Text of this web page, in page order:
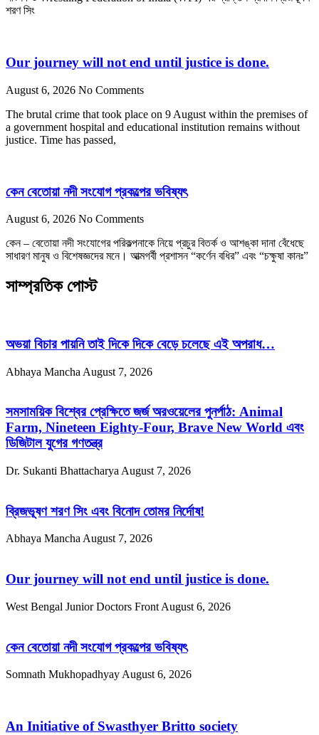
শরণ সিং
Our journey will not end until justice is done.
August 6, 2026 No Comments
The brutal crime that took place on 9 August within the premises of
a government hospital and educational institution remains without
justice. Time has passed,
কেন বেতোয়া নদী সংযোগ প্রকল্পের ভবিষ্যৎ
August 6, 2026 No Comments
কেন – বেতোয়া নদী সংযোগের পরিকল্পনাকে নিয়ে প্রচুর বিতর্ক ও আশঙ্কা দানা বেঁধেছে
সাধারণ মানুষ ও বিশেষজ্ঞদের মনে। আত্মগর্বী প্রশাসন “কর্ণেন বধির” এবং “চক্ষুষা কানঃ”
সাম্প্রতিক পোস্ট
অভয়া বিচার পায়নি তাই দিকে দিকে বেড়ে চলেছে এই অপরাধ…
Abhaya Mancha August 7, 2026
সমসাময়িক বিশ্বের প্রেক্ষিতে জর্জ অরওয়েলের পুনর্পাঠ: Animal
Farm, Nineteen Eighty-Four, Brave New World এবং
ডিজিটাল যুগের গণতন্ত্র
Dr. Sukanti Bhattacharya August 7, 2026
ব্রিজভূষণ শরণ সিং এবং বিনোদ তোমর নির্দোষ!
Abhaya ManchaAugust 7, 2026
Our journey will not end until justice is done.
West Bengal Junior Doctors Front August 6, 2026
কেন বেতোয়া নদী সংযোগ প্রকল্পের ভবিষ্যৎ
Somnath Mukhopadhyay August 6, 2026
An Initiative of Swasthyer Britto society